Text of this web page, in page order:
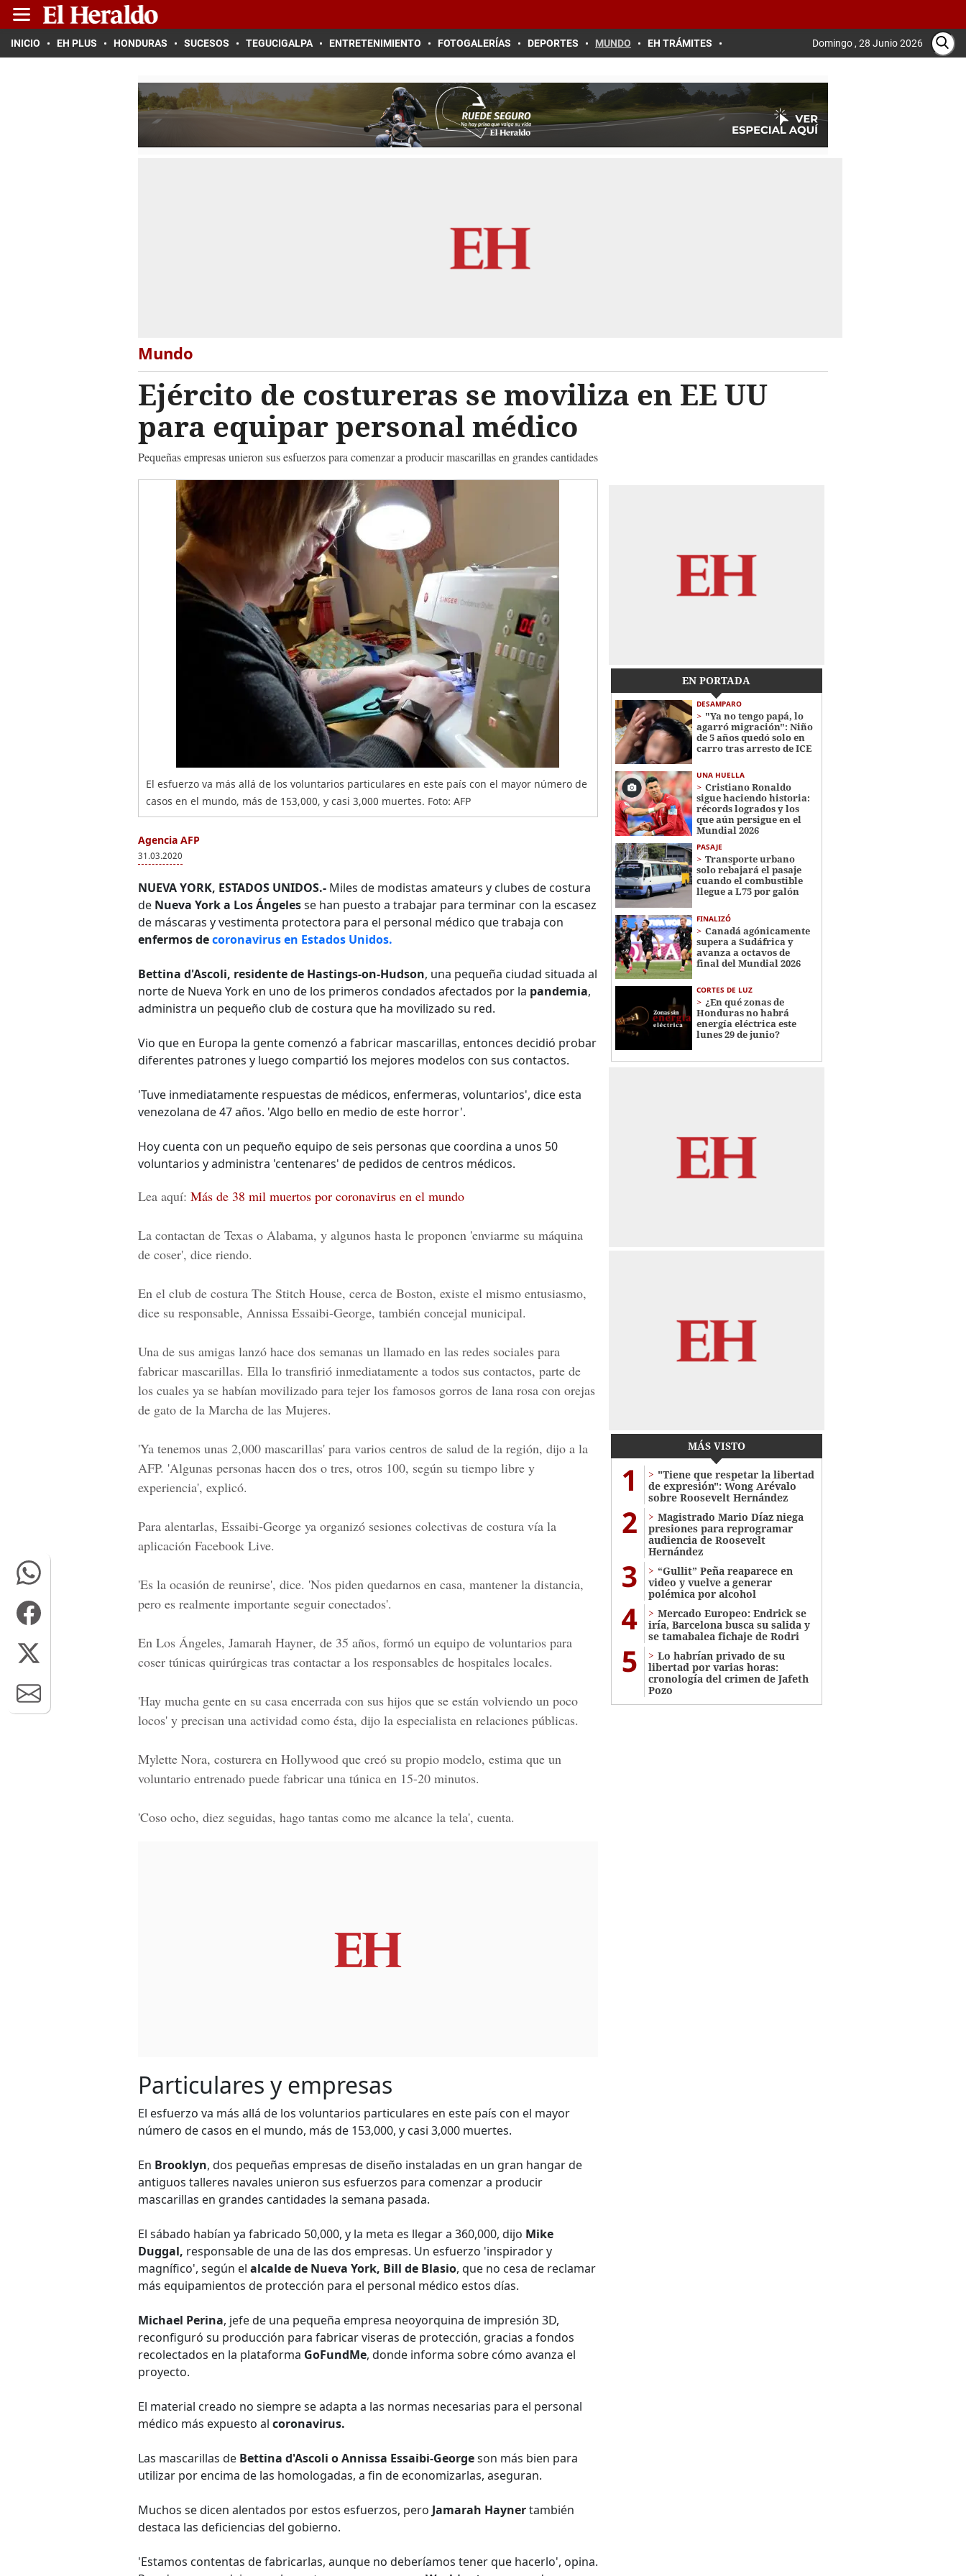
INICIO EH PLUS HONDURAS SUCESOS TEGUCIGALPA ENTRETENIMIENTO FOTOGALERÍAS DEPORTES MUNDO EH TRÁMITES Domingo , 28 Junio 2026
Mundo
Ejército de costureras se moviliza en EE UU
para equipar personal médico
Pequeñas empresas unieron sus esfuerzos para comenzar a producir mascarillas en grandes cantidades
El esfuerzo va más allá de los voluntarios particulares en este país con el mayor número de
casos en el mundo, más de 153,000, y casi 3,000 muertes. Foto: AFP
Agencia AFP
31.03.2020
NUEVA YORK, ESTADOS UNIDOS.- Miles de modistas amateurs y clubes de costura
de Nueva York a Los Ángelesse han puesto a trabajar para terminar con la escasez
de máscaras y vestimenta protectora para el personal médico que trabaja con
enfermos decoronavirus en Estados Unidos.
Bettina d'Ascoli, residente de Hastings-on-Hudson, una pequeña ciudad situada al
norte de Nueva York en uno de los primeros condados afectados por la pandemia,
administra un pequeño club de costura que ha movilizado su red.
Vio que en Europa la gente comenzó a fabricar mascarillas, entonces decidió probar
diferentes patrones y luego compartió los mejores modelos con sus contactos.
'Tuve inmediatamente respuestas de médicos, enfermeras, voluntarios', dice esta
venezolana de 47 años. 'Algo bello en medio de este horror'.
Hoy cuenta con un pequeño equipo de seis personas que coordina a unos 50
voluntarios y administra 'centenares' de pedidos de centros médicos.
Lea aquí: Más de 38 mil muertos por coronavirus en el mundo
La contactan de Texas o Alabama, y algunos hasta le proponen 'enviarme su máquina
de coser', dice riendo.
En el club de costura The Stitch House, cerca de Boston, existe el mismo entusiasmo,
dice su responsable, Annissa Essaibi-George, también concejal municipal.
Una de sus amigas lanzó hace dos semanas un llamado en las redes sociales para
fabricar mascarillas. Ella lo transfirió inmediatamente a todos sus contactos, parte de
los cuales ya se habían movilizado para tejer los famosos gorros de lana rosa con orejas
de gato de la Marcha de las Mujeres.
'Ya tenemos unas 2,000 mascarillas' para varios centros de salud de la región, dijo a la
AFP. 'Algunas personas hacen dos o tres, otros 100, según su tiempo libre y
experiencia', explicó.
Para alentarlas, Essaibi-George ya organizó sesiones colectivas de costura vía la
aplicación Facebook Live.
'Es la ocasión de reunirse', dice. 'Nos piden quedarnos en casa, mantener la distancia,
pero es realmente importante seguir conectados'.
En Los Ángeles, Jamarah Hayner, de 35 años, formó un equipo de voluntarios para
coser túnicas quirúrgicas tras contactar a los responsables de hospitales locales.
'Hay mucha gente en su casa encerrada con sus hijos que se están volviendo un poco
locos' y precisan una actividad como ésta, dijo la especialista en relaciones públicas.
Mylette Nora, costurera en Hollywood que creó su propio modelo, estima que un
voluntario entrenado puede fabricar una túnica en 15-20 minutos.
'Coso ocho, diez seguidas, hago tantas como me alcance la tela', cuenta.
Particulares y empresas
El esfuerzo va más allá de los voluntarios particulares en este país con el mayor
número de casos en el mundo, más de 153,000, y casi 3,000 muertes.
En Brooklyn, dos pequeñas empresas de diseño instaladas en un gran hangar de
antiguos talleres navales unieron sus esfuerzos para comenzar a producir
mascarillas en grandes cantidades la semana pasada.
El sábado habían ya fabricado 50,000, y la meta es llegar a 360,000, dijo Mike
Duggal, responsable de una de las dos empresas. Un esfuerzo 'inspirador y
magnífico', según el alcalde de Nueva York, Bill de Blasio, que no cesa de reclamar
más equipamientos de protección para el personal médico estos días.
Michael Perina, jefe de una pequeña empresa neoyorquina de impresión 3D,
reconfiguró su producción para fabricar viseras de protección, gracias a fondos
recolectados en la plataforma GoFundMe, donde informa sobre cómo avanza el
proyecto.
El material creado no siempre se adapta a las normas necesarias para el personal
médico más expuesto al coronavirus.
Las mascarillas de Bettina d'Ascoli o Annissa Essaibi-Georgeson más bien para
utilizar por encima de las homologadas, a fin de economizarlas, aseguran.
Muchos se dicen alentados por estos esfuerzos, pero Jamarah Haynertambién
destaca las deficiencias del gobierno.
'Estamos contentas de fabricarlas, aunque no deberíamos tener que hacerlo', opina.
EN PORTADA
DESAMPARO
"Ya no tengo papá, lo
agarró migración": Niño
de 5 años quedó solo en
carro tras arresto de ICE
UNA HUELLA
Cristiano Ronaldo
sigue haciendo historia:
récords logrados y los
que aún persigue en el
Mundial 2026
PASAJE
Transporte urbano
solo rebajará el pasaje
cuando el combustible
llegue a L75 por galón
FINALIZÓ
Canadá agónicamente
supera a Sudáfrica y
avanza a octavos de
final del Mundial 2026
CORTES DE LUZ
¿En qué zonas de
Honduras no habrá
energía eléctrica este
lunes 29 de junio?
MÁS VISTO
1
"Tiene que respetar la libertad
de expresión": Wong Arévalo
sobre Roosevelt Hernández
2
Magistrado Mario Díaz niega
presiones para reprogramar
audiencia de Roosevelt
Hernández
3
“Gullit” Peña reaparece en
video y vuelve a generar
polémica por alcohol
4
Mercado Europeo: Endrick se
iría, Barcelona busca su salida y
se tamabalea fichaje de Rodri
5
Lo habrían privado de su
libertad por varias horas:
cronología del crimen de Jafeth
Pozo